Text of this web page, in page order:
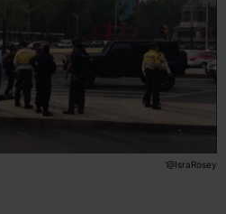
'@IsraRosey